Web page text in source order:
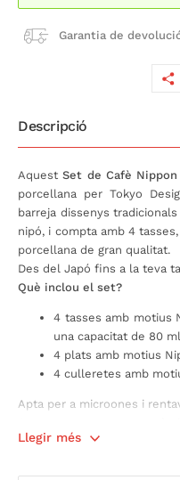
Garantia de
Descripció
AquestSet de Cafè
porcellana per Tokyo
barreja dissenys
nipó, i compta amb 4
porcellana de gran qualitat.
Des del Japó fins a la teva
Què inclou el set?
4 tasses amb motius
una capacitat de 80
4 plats amb motius
4 culleretes amb
Apta per a microones i
set perfecte perquè
Llegir més